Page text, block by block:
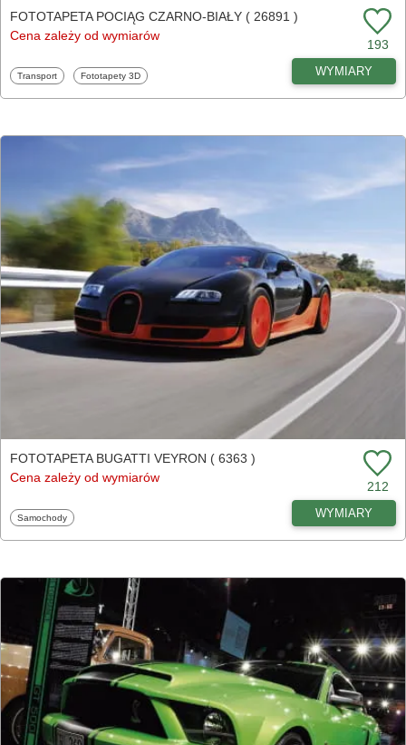
FOTOTAPETA POCIĄG CZARNO-BIAŁY ( 26891 )
Cena zależy od wymiarów
193
Fototapety
Transport Fototapety
Fototapety 3D WYMIARY
FOTOTAPETA BUGATTI VEYRON ( 6363 )
Cena zależy od wymiarów
212
Fototapety
Samochody WYMIARY